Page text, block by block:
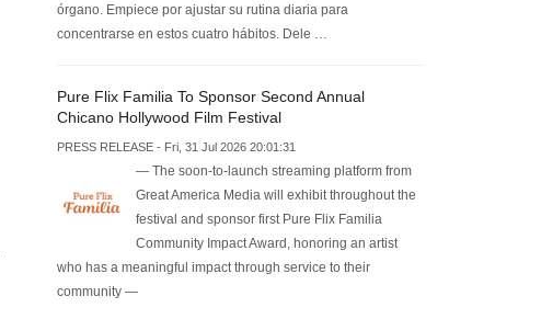
órgano. Empiece por ajustar su rutina diaria para
concentrarse en estos cuatro hábitos. Dele …
Pure Flix Familia To Sponsor Second Annual
Chicano Hollywood Film Festival
PRESS RELEASE - Fri, 31 Jul 2026 20:01:31
— The soon-to-launch streaming platform from
Great America Media will exhibit throughout the
festival and sponsor first Pure Flix Familia
Community Impact Award, honoring an artist
who has a meaningful impact through service to their
community —